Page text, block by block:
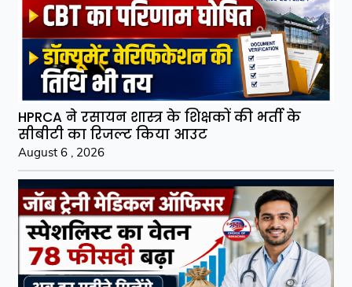
HPRCA ने रसायन शास्त्र के शिक्षकों की भर्ती के
सीबीटी का रिजल्ट किया आउट
August 6 , 2026